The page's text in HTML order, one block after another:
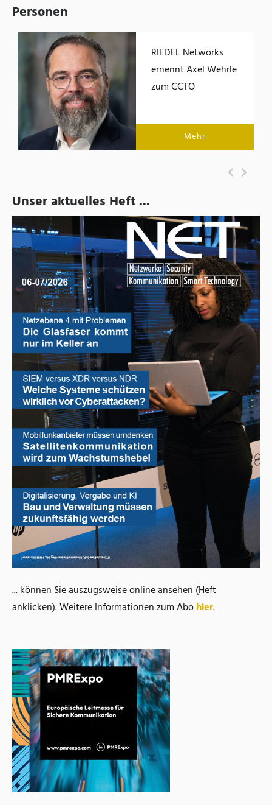
Personen
RIEDEL Networks
ernennt Axel Wehrle
zum CCTO
Mehr
Unser aktuelles Heft ...
... können Sie auszugsweise online ansehen (Heft
anklicken). Weitere Informationen zum Abohier.